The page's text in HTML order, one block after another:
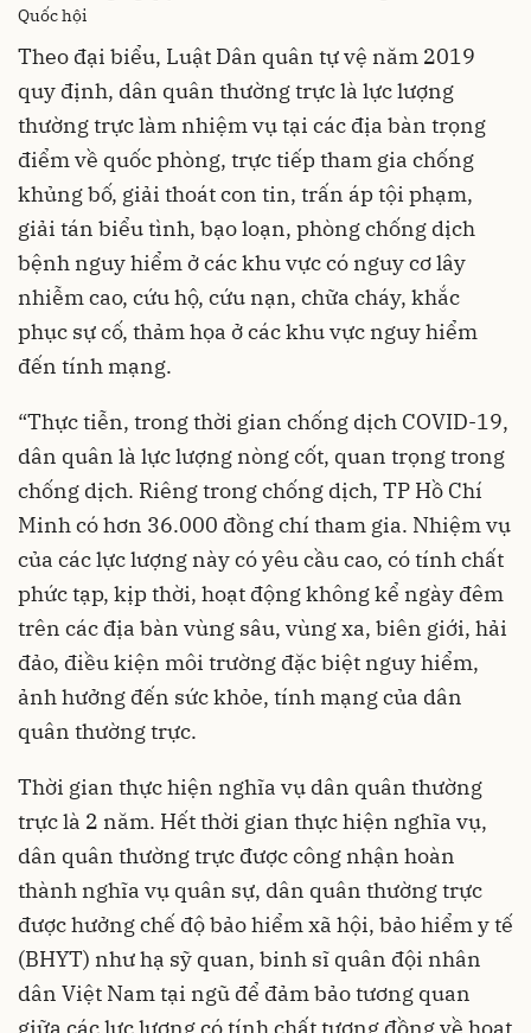
Quốc hội
Theo đại biểu, Luật Dân quân tự vệ năm 2019
quy định, dân quân thường trực là lực lượng
thường trực làm nhiệm vụ tại các địa bàn trọng
điểm về quốc phòng, trực tiếp tham gia chống
khủng bố, giải thoát con tin, trấn áp tội phạm,
giải tán biểu tình, bạo loạn, phòng chống dịch
bệnh nguy hiểm ở các khu vực có nguy cơ lây
nhiễm cao, cứu hộ, cứu nạn, chữa cháy, khắc
phục sự cố, thảm họa ở các khu vực nguy hiểm
đến tính mạng.
“Thực tiễn, trong thời gian chống dịch COVID-19,
dân quân là lực lượng nòng cốt, quan trọng trong
chống dịch. Riêng trong chống dịch, TP Hồ Chí
Minh có hơn 36.000 đồng chí tham gia. Nhiệm vụ
của các lực lượng này có yêu cầu cao, có tính chất
phức tạp, kịp thời, hoạt động không kể ngày đêm
trên các địa bàn vùng sâu, vùng xa, biên giới, hải
đảo, điều kiện môi trường đặc biệt nguy hiểm,
ảnh hưởng đến sức khỏe, tính mạng của dân
quân thường trực.
Thời gian thực hiện nghĩa vụ dân quân thường
trực là 2 năm. Hết thời gian thực hiện nghĩa vụ,
dân quân thường trực được công nhận hoàn
thành nghĩa vụ quân sự, dân quân thường trực
được hưởng chế độ bảo hiểm xã hội, bảo hiểm y tế
(BHYT) như hạ sỹ quan, binh sĩ quân đội nhân
dân Việt Nam tại ngũ để đảm bảo tương quan